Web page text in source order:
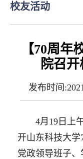
校友活动
【70周年
院召
发布时间
4月19日上
开山东科技大
党政领导班子